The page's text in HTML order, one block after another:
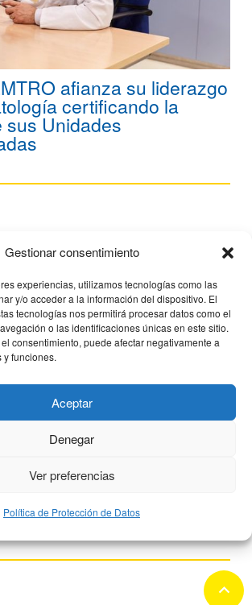
Gestionar consentimiento
experiencias, utilizamos tecnologías como las
y/o acceder a la información del dispositivo. El
tecnologías nos permitirá procesar datos como el
o las identificaciones únicas en este sitio.
consentimiento, puede afectar negativamente a
y funciones.
Aceptar
Denegar
Ver preferencias
Política de Protección de Datos
afianza su liderazgo
certificando la
sus Unidades
keyboard_arrow_up